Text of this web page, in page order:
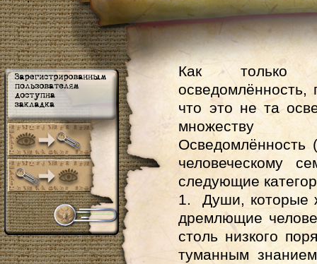
Как только
осведомлённость,
что это не та
множеству
Осведомлённость
человеческому
следующие
1. Души, которые
дремлющие
столь низкого
туманным